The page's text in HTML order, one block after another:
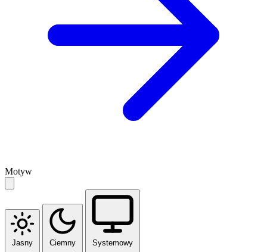
Motyw
Jasny Ciemny Systemowy